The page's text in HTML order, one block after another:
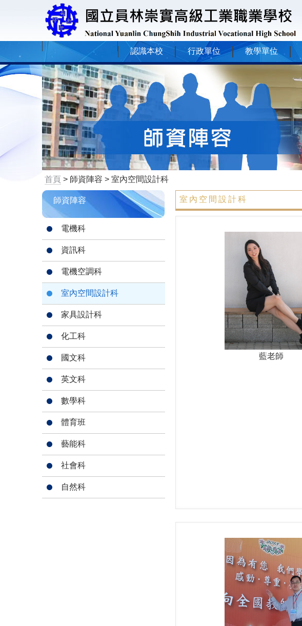
認識本校 行政單位 教學單位
首頁 > 師資陣容 > 室內空間設計科
師資陣容
電機科
資訊科
電機空調科
室內空間設計科
家具設計科
化工科
國文科
英文科
數學科
體育班
藝能科
社會科
自然科
室內空間設計科
藍老師